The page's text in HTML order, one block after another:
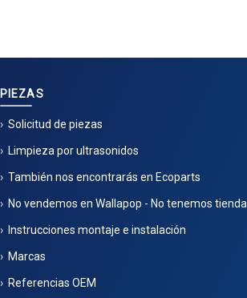
PIEZAS
Solicitud de piezas
Limpieza por ultrasonidos
También nos encontrarás en Ecoparts
No vendemos en Wallapop - No tenemos tienda
Instrucciones montaje e instalación
Marcas
Referencias OEM